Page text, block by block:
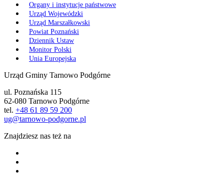
Organy i instytucje państwowe
Urząd Wojewódzki
Urząd Marszałkowski
Powiat Poznański
Dziennik Ustaw
Monitor Polski
Unia Europejska
Urząd Gminy Tarnowo Podgórne
ul. Poznańska 115
62-080 Tarnowo Podgórne
tel. +48 61 89 59 200
ug@tarnowo-podgorne.pl
Znajdziesz nas też na